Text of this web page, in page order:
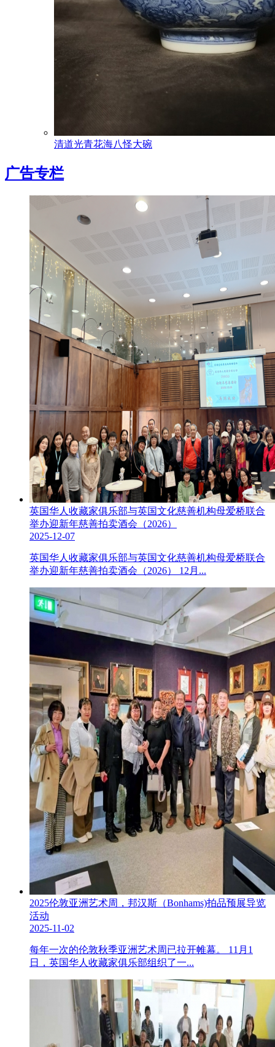
清道光青花海八怪大碗
广告专栏
英国华人收藏家俱乐部与英国文化慈善机构母爱桥联合
举办迎新年慈善拍卖酒会（2026）
2025-12-07
英国华人收藏家俱乐部与英国文化慈善机构母爱桥联合
举办迎新年慈善拍卖酒会（2026） 12月...
2025伦敦亚洲艺术周，邦汉斯（Bonhams)拍品预展导览
活动
2025-11-02
每年一次的伦敦秋季亚洲艺术周已拉开帷幕。 11月1
日，英国华人收藏家俱乐部组织了一...